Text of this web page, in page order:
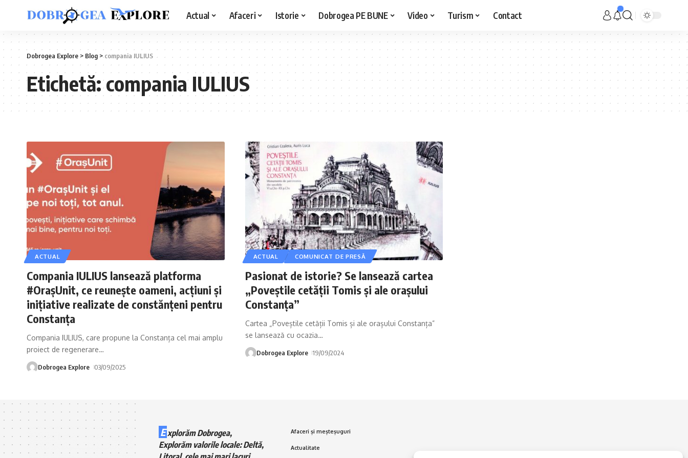
Actual Afaceri Istorie Dobrogea PE BUNE Video Turism Contact
Dobrogea Explore> Blog >compania IULIUS
Etichetă:compania IULIUS
ACTUAL
Compania IULIUS lansează platforma
#OrașUnit, ce reunește oameni, acțiuni și
inițiative realizate de constănțeni pentru
Constanța
Compania IULIUS, care propune la Constanța cel mai amplu
proiect de regenerare…
Dobrogea Explore 03/09/2025
ACTUAL COMUNICAT DE PRESĂ
Pasionat de istorie? Se lansează cartea
„Poveștile cetății Tomis și ale orașului
Constanța”
Cartea „Poveștile cetății Tomis și ale orașului Constanța”
se lansează cu ocazia…
Dobrogea Explore 19/09/2024
E xplorăm Dobrogea,
Explorăm valorile locale: Deltă,
Afaceri și meșteșuguri
Actualitate